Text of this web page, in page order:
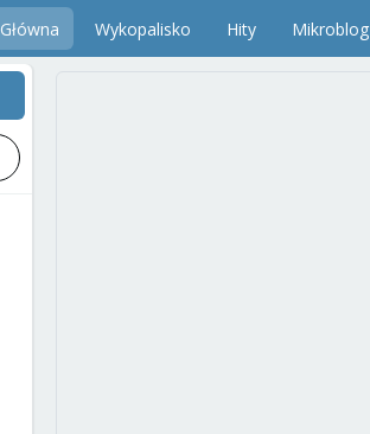
Główna Wykopalisko Hity Mikroblog